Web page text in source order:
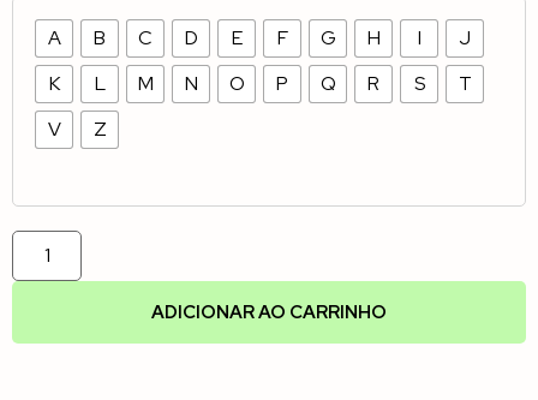
A B C D E F G H I
J
K
L M N O P Q R S
T
V
Z
ADICIONAR AO CARRINHO